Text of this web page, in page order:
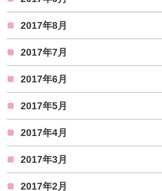
2017年8月
2017年7月
2017年6月
2017年5月
2017年4月
2017年3月
2017年2月